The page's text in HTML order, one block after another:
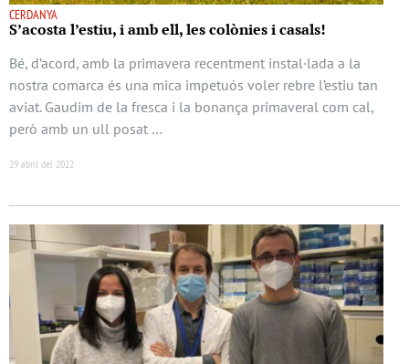
CERDANYA
S’acosta l’estiu, i amb ell, les colònies i casals!
Bé, d’acord, amb la primavera recentment instal·lada a la
nostra comarca és una mica impetuós voler rebre l’estiu tan
aviat. Gaudim de la fresca i la bonança primaveral com cal,
però amb un ull posat …
29 abril del 2022